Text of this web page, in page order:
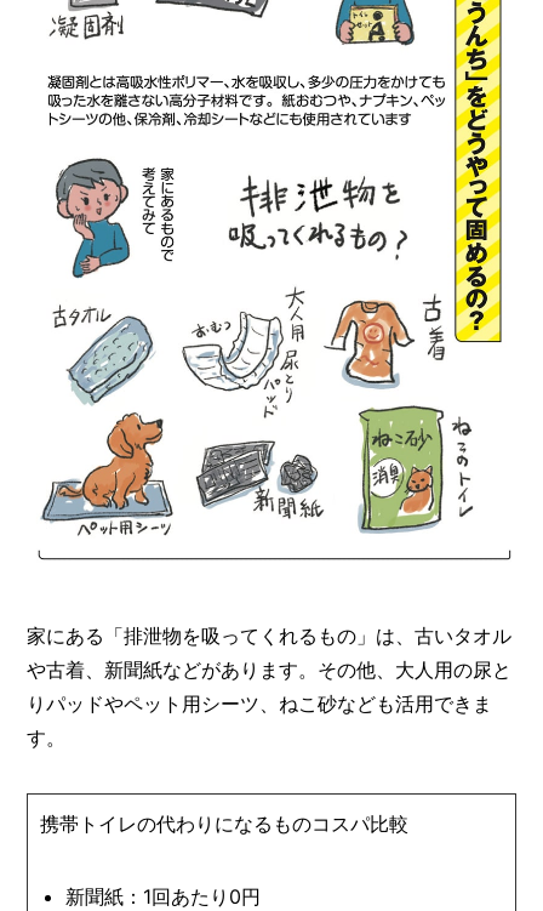
家にある「排泄物を吸ってくれるもの」は、古いタオル
や古着、新聞紙などがあります。その他、大人用の尿と
りパッドやペット用シーツ、ねこ砂なども活用できま
す。
携帯トイレの代わりになるものコスパ比較
新聞紙：1回あたり0円